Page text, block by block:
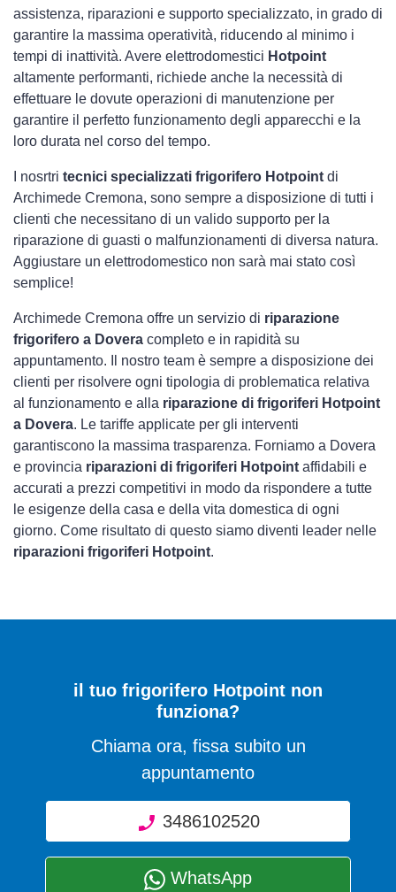
assistenza, riparazioni e supporto specializzato, in grado di
garantire la massima operatività, riducendo al minimo i
tempi di inattività. Avere elettrodomestici Hotpoint
altamente performanti, richiede anche la necessità di
effettuare le dovute operazioni di manutenzione per
garantire il perfetto funzionamento degli apparecchi e la
loro durata nel corso del tempo.
I nosrtri tecnici specializzati frigorifero Hotpoint di
Archimede Cremona, sono sempre a disposizione di tutti i
clienti che necessitano di un valido supporto per la
riparazione di guasti o malfunzionamenti di diversa natura.
Aggiustare un elettrodomestico non sarà mai stato così
semplice!
Archimede Cremona offre un servizio di riparazione
frigorifero a Dovera completo e in rapidità su
appuntamento. Il nostro team è sempre a disposizione dei
clienti per risolvere ogni tipologia di problematica relativa
al funzionamento e alla riparazione di frigoriferi Hotpoint
a Dovera. Le tariffe applicate per gli interventi
garantiscono la massima trasparenza. Forniamo a Dovera
e provincia riparazioni di frigoriferi Hotpoint affidabili e
accurati a prezzi competitivi in modo da rispondere a tutte
le esigenze della casa e della vita domestica di ogni
giorno. Come risultato di questo siamo diventi leader nelle
riparazioni frigoriferi Hotpoint.
il tuo frigorifero Hotpoint non
funziona?
Chiama ora, fissa subito un
appuntamento
3486102520
WhatsApp